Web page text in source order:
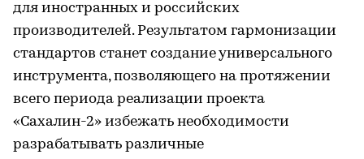
для иностранных и российских
производителей. Результатом гармонизации
стандартов станет создание универсального
инструмента, позволяющего на протяжении
всего периода реализации проекта
«Сахалин-2» избежать необходимости
разрабатывать различные